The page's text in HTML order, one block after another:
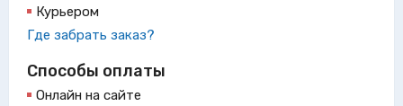
Курьером
Где забрать заказ?
Способы оплаты
Онлайн на сайте